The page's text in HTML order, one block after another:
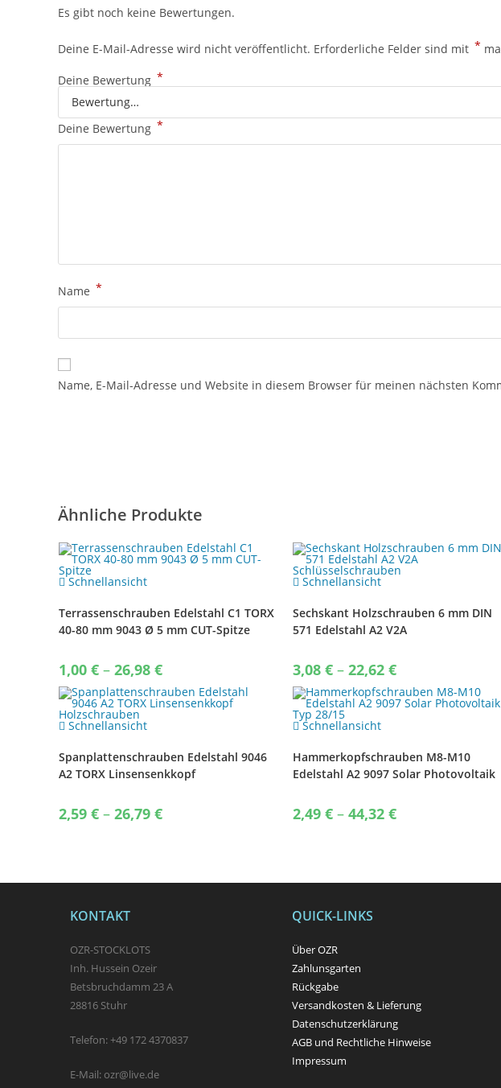
Es gibt noch keine Bewertungen.
Deine E-Mail-Adresse wird nicht veröffentlicht. Erforderliche Felder sind mit *
Deine Bewertung *
Deine Bewertung *
Name *
Name, E-Mail-Adresse und Website in diesem Browser für meinen nächsten
Ähnliche Produkte
Schnellansicht
Terrassenschrauben Edelstahl C1 TORX
40-80 mm 9043 Ø 5 mm CUT-Spitze
1,00€ – 26,98€Price
range:
1,00 €
through
26,98 €
Schnellansicht
Sechskant Holzschrauben 6 mm DIN
571 Edelstahl A2 V2A
3,08 € – 22,62 €Price
range:
3,08 €
through
22,62 €
Schnellansicht
Spanplattenschrauben Edelstahl 9046
A2 TORX Linsensenkkopf
2,59€ – 26,79€Price
range:
Schnellansicht
Hammerkopfschrauben M8-M10
Edelstahl A2 9097 Solar Photovoltaik
2,49 € – 44,32 €Price
range:
KONTAKT
OZR-STOCKLOTS
Inh. Hussein Ozeir
Betsbruchdamm 23 A
28816 Stuhr
Telefon: +49 172 4370837
E-Mail: ozr@live.de
QUICK-LINKS
Über OZR
Zahlunsgarten
Rückgabe
Versandkosten & Lieferung
Datenschutzerklärung
AGB und Rechtliche Hinweise
Impressum